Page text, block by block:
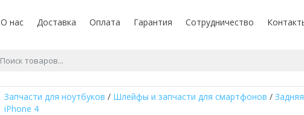
О нас Доставка Оплата Гарантия Сотрудничество
Запчасти для ноутбуков / Шлейфы и запчасти для смартфонов /
iPhone 4